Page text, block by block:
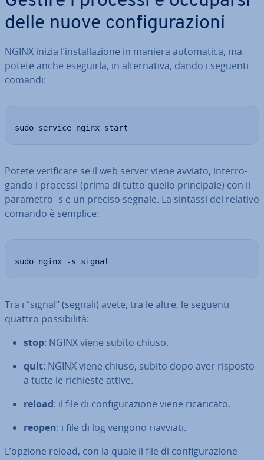
delle nuove con­fi­gu­ra­zio­ni
NGINX inizia l’in­stal­la­zio­ne in maniera au­to­ma­ti­ca, ma
potete anche eseguirla, in al­ter­na­ti­va, dando i seguenti
comandi:
sudo service nginx start
Potete ve­ri­fi­ca­re se il web server viene avviato, in­ter­ro­
gan­do i processi (prima di tutto quello prin­ci­pa­le) con il
parametro -s e un preciso segnale. La sintassi del relativo
comando è semplice:
sudo nginx -s signal
Tra i “signal” (segnali) avete, tra le altre, le seguenti
quattro pos­si­bi­li­tà:
stop: NGINX viene subito chiuso.
quit: NGINX viene chiuso, subito dopo aver risposto
a tutte le richieste attive.
reload: il file di con­fi­gu­ra­zio­ne viene ri­ca­ri­ca­to.
reopen: i file di log vengono riavviati.
L’opzione reload, con la quale il file di con­fi­gu­ra­zio­ne